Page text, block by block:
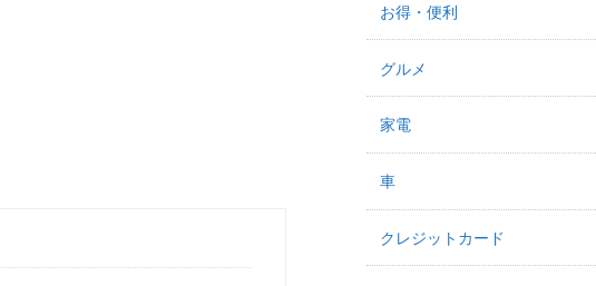
お得・便利
グルメ
家電
車
クレジットカード